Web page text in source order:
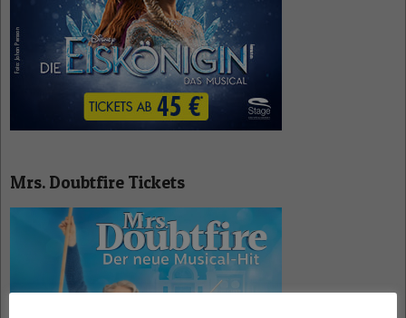
Mrs. Doubtfire Tickets